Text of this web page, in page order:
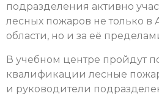
подразделения активно
лесных пожаров не только в
области, но и за её
В учебном центре пройдут
квалификации лесные
и руководители